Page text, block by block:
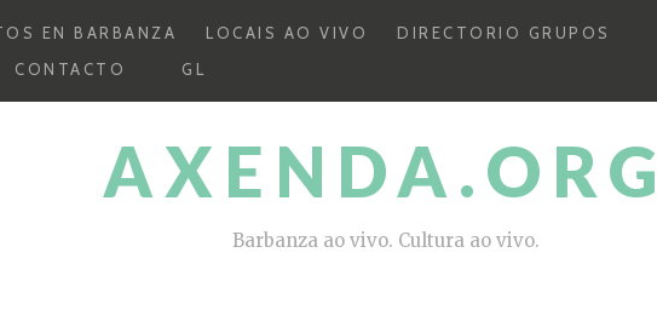
EN BARBANZA LOCAIS AO VIVO
DIRECTORIO GRUPOS
CONTACTO GL
AXENDA.ORG
Barbanza ao vivo. Cultura ao vivo.